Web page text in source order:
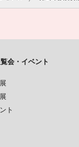
会・イベント
ト